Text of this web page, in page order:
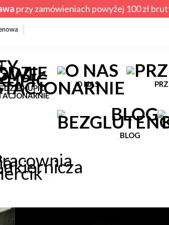
przy zamówieniach powyżej 100 zł
KUPIĆ
O NAS
BLOG